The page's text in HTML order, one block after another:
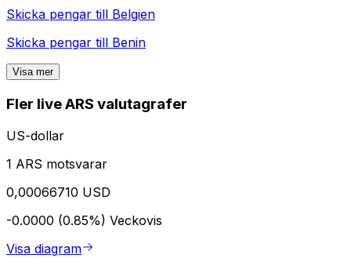
Skicka pengar till Belgien
Skicka pengar till Benin
Visa mer
Fler live ARS valutagrafer
US-dollar
1 ARS motsvarar
0,00066710 USD
-0.0000 (0.85%) Veckovis
Visa diagram